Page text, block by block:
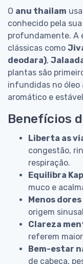
O anu thailam
conhecido pela
profundamente. A
clássicas como
deodara),
plantas são
infundidas no
aromático e
Benefícios
Liberta as
congestão,
respiração.
Equilibra
muco e
Menos
origem
Clareza
referem
Bem-estar
de cabeça,